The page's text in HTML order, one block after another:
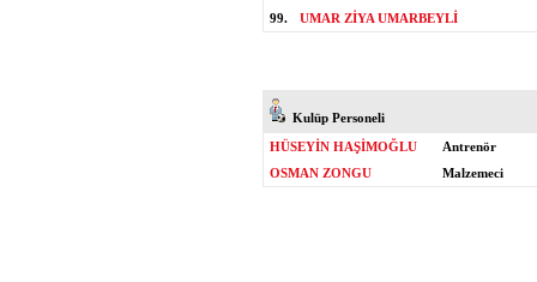
99.
UMAR ZİYA UMARBEYLİ
Kulüp Personeli
HÜSEYİN HAŞİMOĞLU
Antrenör
OSMAN ZONGU
Malzemeci